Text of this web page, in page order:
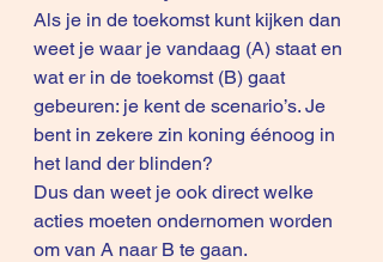
Als je in de toekomst kunt kijken dan
weet je waar je vandaag (A) staat en
wat er in de toekomst (B) gaat
gebeuren: je kent de scenario’s. Je
bent in zekere zin koning éénoog in
het land der blinden?
Dus dan weet je ook direct welke
acties moeten ondernomen worden
om van A naar B te gaan.